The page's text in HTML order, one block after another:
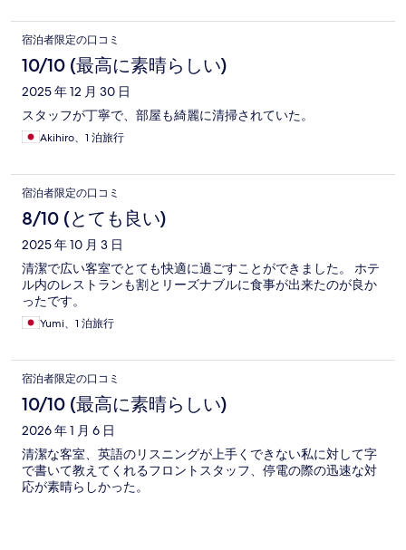
宿泊者限定の口コミ
10/10 (最高に素晴らしい)
2025 年 12 月 30 日
スタッフが丁寧で、部屋も綺麗に清掃されていた。
Akihiro、1 泊旅行
宿泊者限定の口コミ
8/10 (とても良い)
2025 年 10 月 3 日
清潔で広い客室でとても快適に過ごすことができました。 ホテ
ル内のレストランも割とリーズナブルに食事が出来たのが良か
ったです。
Yumi、1 泊旅行
宿泊者限定の口コミ
10/10 (最高に素晴らしい)
2026 年 1 月 6 日
清潔な客室、英語のリスニングが上手くできない私に対して字
で書いて教えてくれるフロントスタッフ、停電の際の迅速な対
応が素晴らしかった。